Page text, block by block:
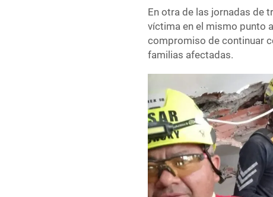
En otra de las jornadas de
víctima en el mismo punto
compromiso de continuar
familias afectadas.